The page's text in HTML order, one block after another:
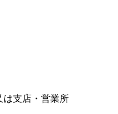
は支店・営業所